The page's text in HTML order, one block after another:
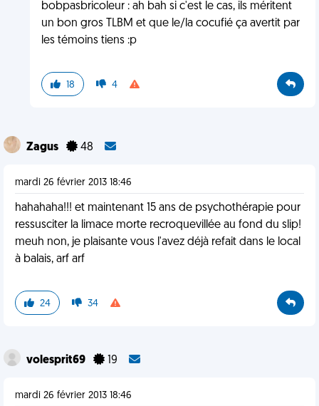
bobpasbricoleur : ah bah si c'est le cas, ils méritent
un bon gros TLBM et que le/la cocufié ça avertit par
les témoins tiens :p
18 4
Zagus 48
mardi 26 février 2013 18:46
hahahaha!!! et maintenant 15 ans de psychothérapie pour
ressusciter la limace morte recroquevillée au fond du slip!
meuh non, je plaisante vous l'avez déjà refait dans le local
à balais, arf arf
24 34
volesprit69 19
mardi 26 février 2013 18:46